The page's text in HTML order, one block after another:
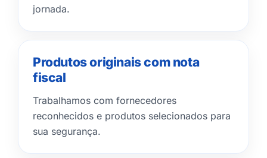
jornada.
Produtos originais com nota
fiscal
Trabalhamos com fornecedores
reconhecidos e produtos selecionados para
sua segurança.